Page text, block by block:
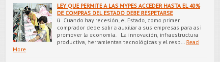
LEY QUE PERMITE A LAS MYPES ACCEDER HASTA EL 40%
DE COMPRAS DEL ESTADO DEBE RESPETARSE
ü Cuando hay recesión, el Estado, como primer
comprador debe salir a auxiliar a sus empresas para así
promover la economía. La innovación, infraestructura
productiva, herramientas tecnológicas y el resp…
Read
More